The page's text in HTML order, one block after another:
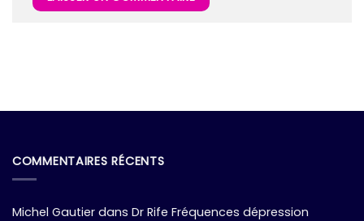
COMMENTAIRES RÉCENTS
Michel Gautier dans Dr Rife Fréquences dépression